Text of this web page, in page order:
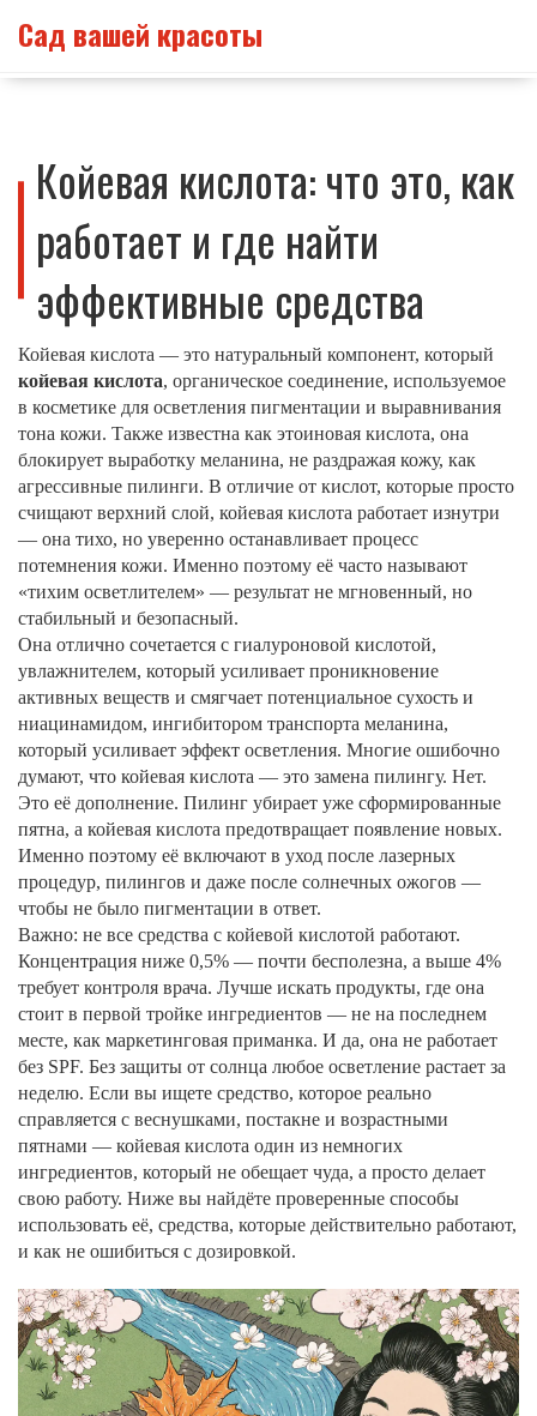
Сад вашей красоты
Койевая кислота: что это, как
работает и где найти
эффективные средства
Койевая кислота — это натуральный компонент, который
койевая кислота, органическое соединение, используемое
в косметике для осветления пигментации и выравнивания
тона кожи. Также известна как этоиновая кислота, она
блокирует выработку меланина, не раздражая кожу, как
агрессивные пилинги. В отличие от кислот, которые просто
счищают верхний слой, койевая кислота работает изнутри
— она тихо, но уверенно останавливает процесс
потемнения кожи. Именно поэтому её часто называют
«тихим осветлителем» — результат не мгновенный, но
стабильный и безопасный.
Она отлично сочетается с гиалуроновой кислотой,
увлажнителем, который усиливает проникновение
активных веществ и смягчает потенциальное сухость и
ниацинамидом, ингибитором транспорта меланина,
который усиливает эффект осветления. Многие ошибочно
думают, что койевая кислота — это замена пилингу. Нет.
Это её дополнение. Пилинг убирает уже сформированные
пятна, а койевая кислота предотвращает появление новых.
Именно поэтому её включают в уход после лазерных
процедур, пилингов и даже после солнечных ожогов —
чтобы не было пигментации в ответ.
Важно: не все средства с койевой кислотой работают.
Концентрация ниже 0,5% — почти бесполезна, а выше 4%
требует контроля врача. Лучше искать продукты, где она
стоит в первой тройке ингредиентов — не на последнем
месте, как маркетинговая приманка. И да, она не работает
без SPF. Без защиты от солнца любое осветление растает за
неделю. Если вы ищете средство, которое реально
справляется с веснушками, постакне и возрастными
пятнами — койевая кислота один из немногих
ингредиентов, который не обещает чуда, а просто делает
свою работу. Ниже вы найдёте проверенные способы
использовать её, средства, которые действительно работают,
и как не ошибиться с дозировкой.